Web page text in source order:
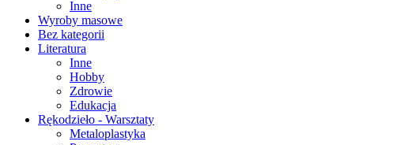
Inne
Wyroby masowe
Bez kategorii
Literatura
Inne
Hobby
Zdrowie
Edukacja
Rękodzieło - Warsztaty
Metaloplastyka